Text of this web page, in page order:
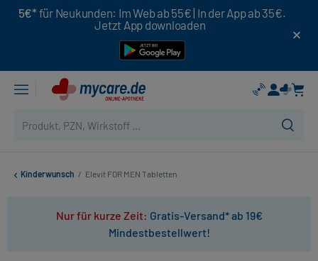
5€* für Neukunden: Im Web ab 55€ | In der App ab 35€.
Jetzt App downloaden
Kinderwunsch / Elevit FOR MEN Tabletten
Nur für kurze Zeit: Gratis-Versand* ab 19€
Mindestbestellwert!